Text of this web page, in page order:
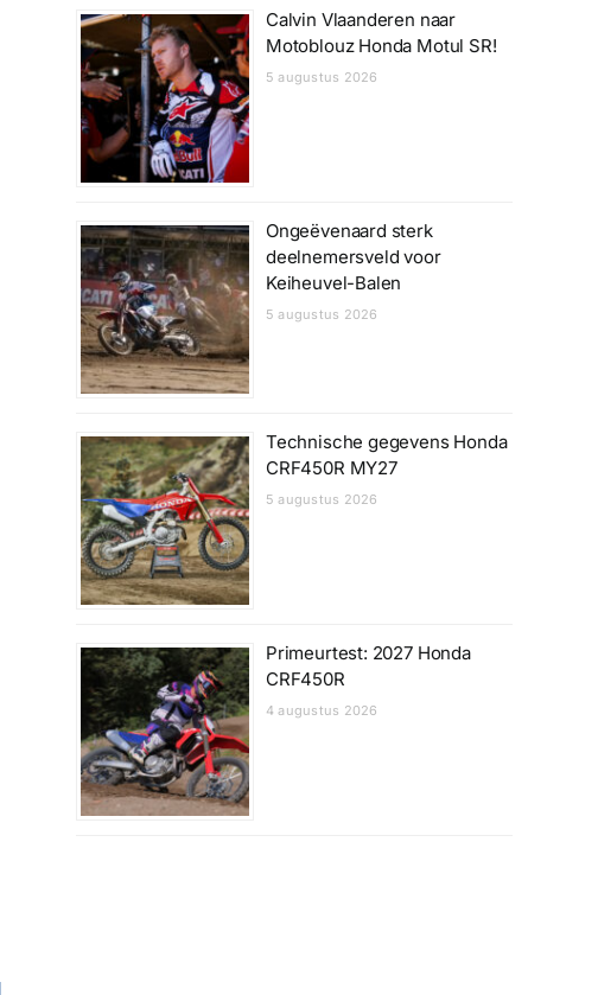
Calvin Vlaanderen naar
Motoblouz Honda Motul SR!
5 augustus 2026
Ongeëvenaard sterk
deelnemersveld voor
Keiheuvel-Balen
5 augustus 2026
Technische gegevens Honda
CRF450R MY27
5 augustus 2026
Primeurtest: 2027 Honda
CRF450R
4 augustus 2026